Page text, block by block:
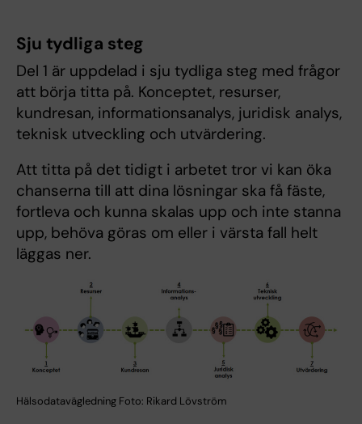
Sju tydliga steg
Del 1 är uppdelad i sju tydliga steg med frågor
att börja titta på. Konceptet, resurser,
kundresan, informationsanalys, juridisk analys,
teknisk utveckling och utvärdering.
Att titta på det tidigt i arbetet tror vi kan öka
chanserna till att dina lösningar ska få fäste,
fortleva och kunna skalas upp och inte stanna
upp, behöva göras om eller i värsta fall helt
läggas ner.
Hälsodatavägledning Foto: Rikard Lövström